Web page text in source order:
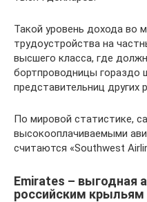
Такой уровень дохода во
трудоустройства на
высшего класса, где
бортпроводницы гораздо
представительниц других
По мировой статистике,
высокооплачиваемыми
считаются «Southwest
Emirates – выгодная
российским крыльям